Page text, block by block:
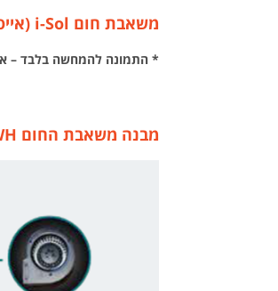
משאבת חום i-Sol (אייסול) מסדרת ISWH סטנדרטית 160 או 200 ליטר – ביעילות גבוהה
* התמונה להמחשה בלבד –
מבנה משאבת החום ISWH